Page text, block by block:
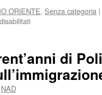
ORIENTE, Senza categoria |
su
confederazione
tribale
alle
di
NAD